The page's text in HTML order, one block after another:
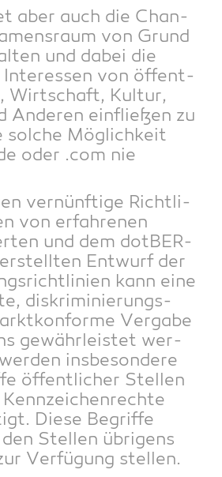
aber auch die Chan­
von Grund
und dabei die
Inter­es­sen von öffent­
Wirt­schaft, Kul­tur,
Ande­ren ein­flie­ßen zu
sol­che Mög­lich­keit
oder .com nie
ver­nünf­ti­ge Richt­li­
von erfah­re­nen
und dem dot­BER­
Ent­wurf der
kann eine
dis­kri­mi­nie­rungs­
Ver­ga­be
gewähr­leis­tet wer­
ins­be­son­de­re
öffent­li­cher Stel­len
Die­se Begrif­fe
Stel­len übri­gens
Ver­fü­gung stellen.